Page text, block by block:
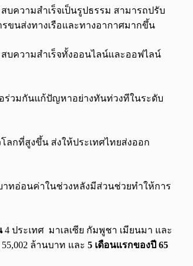
ความสำเร็จเป็นรูปธรรม สามารถปรับ
ขนส่งทางเรือและทางอากาศมากขึ้น
ะสบความสำเร็จทั้งออนไลน์และออฟไลน์
อร่วมกันแก้ปัญหาอย่างทันท่วงทีในระดับ
ลกที่สูงขึ้น ส่งให้ประเทศไทยส่งออก
าทอ่อนค่าในช่วงหลังมีส่วนช่วยทำให้การ
4 ประเทศ มาเลเซีย กัมพูชา เมียนมา และ
ล้านบาท และ 5 เดือนแรกของปี 65